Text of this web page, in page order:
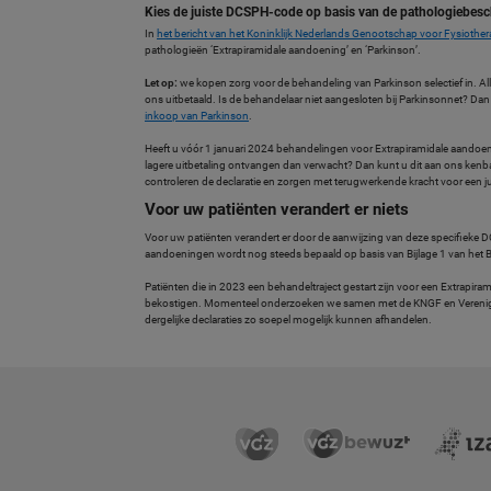
Kies de juiste DCSPH-code op basis van de
In het bericht van het Koninklijk Nederlands Genootschap voor
pathologieën ‘Extrapiramidale aandoening’ en ‘Parkinson’.
Let op: we kopen zorg voor de behandeling van Parkinson selectief in.
ons uitbetaald. Is de behandelaar niet aangesloten bij Parkinsonnet?
inkoop van Parkinson.
Heeft u vóór 1 januari 2024 behandelingen voor Extrapiramidale
lagere uitbetaling ontvangen dan verwacht? Dan kunt u dit aan ons
controleren de declaratie en zorgen met terugwerkende kracht voor een
Voor uw patiënten verandert er niets
Voor uw patiënten verandert er door de aanwijzing van deze specifieke
aandoeningen wordt nog steeds bepaald op basis van Bijlage 1 van
Patiënten die in 2023 een behandeltraject gestart zijn voor een
bekostigen. Momenteel onderzoeken we samen met de KNGF en
dergelijke declaraties zo soepel mogelijk kunnen afhandelen.